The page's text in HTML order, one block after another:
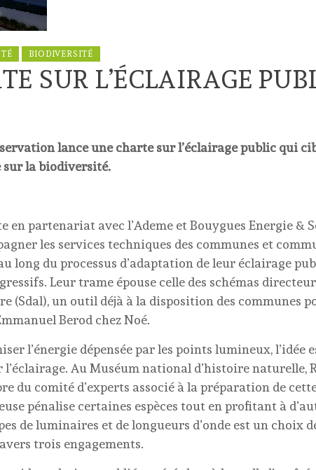
BIODIVERSITÉ
SUR L’ÉCLAIRAGE
lance une charte sur l’éclairage public qui
la biodiversité.
en partenariat avec l’Ademe et Bouygues Energie &
les services techniques des communes et
long du processus d’adaptation de leur éclairage
Leur trame épouse celle des schémas
(Sdal), un outil déjà à la disposition des communes
Berod chez Noé.
l’énergie dépensée par les points lumineux, l’idée
l’éclairage. Au Muséum national d’histoire naturelle,
du comité d’experts associé à la préparation de
pénalise certaines espèces tout en profitant à
de luminaires et de longueurs d’onde est un choix
trois engagements.